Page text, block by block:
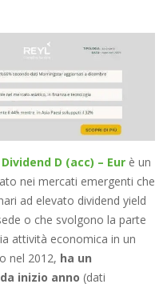
D (acc) – Eur è un
nei mercati emergenti che
ad elevato dividend yield
o che svolgono la parte
attività economica in un
nel 2012, ha un
inizio anno (dati